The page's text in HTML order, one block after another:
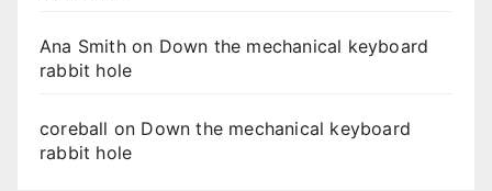
Ana Smithon Down the mechanical keyboard
rabbit hole
coreball on Down the mechanical keyboard
rabbit hole